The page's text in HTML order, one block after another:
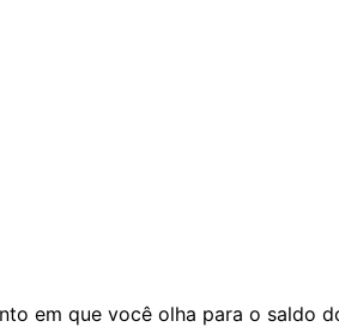
em que você olha para o saldo